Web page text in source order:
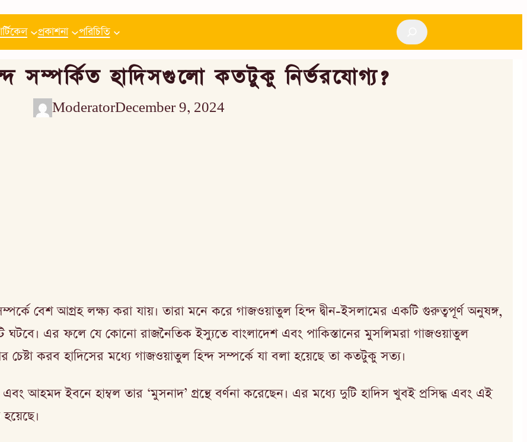
প্রকাশনা পরিচিতি Search
সম্পর্কিত হাদিসগুলো কতটুকু নির্ভরযোগ্য?
ModeratorDecember 9, 2024
বেশ আগ্রহ লক্ষ্য করা যায়। তারা মনে করে গাজওয়াতুল হিন্দ দ্বীন-ইসলামের একটি গুরুত্বপূর্ণ অনুষঙ্গ,
এর ফলে যে কোনো রাজনৈতিক ইস্যুতে বাংলাদেশ এবং পাকিস্তানের মুসলিমরা গাজওয়াতুল
করব হাদিসের মধ্যে গাজওয়াতুল হিন্দ সম্পর্কে যা বলা হয়েছে তা কতটুকু সত্য।
আহমদ ইবনে হাম্বল তার ‘মুসনাদ’ গ্রন্থে বর্ণনা করেছেন। এর মধ্যে দুটি হাদিস খুবই প্রসিদ্ধ এবং এই
হয়েছে।